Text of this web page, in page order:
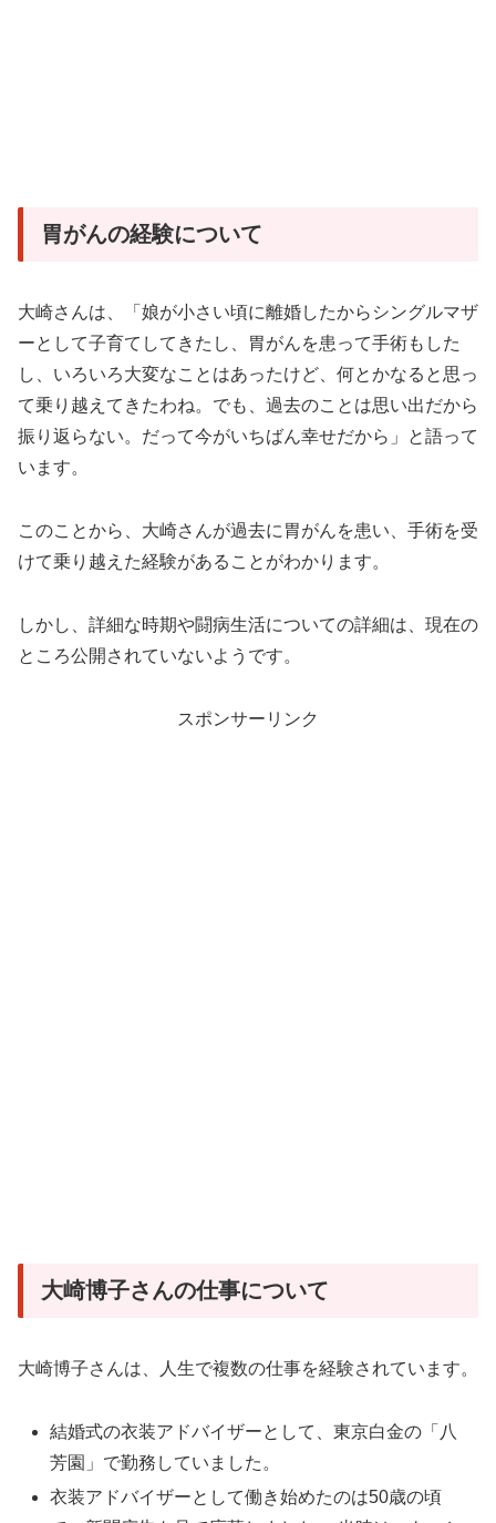
胃がんの経験について
大崎さんは、「娘が小さい頃に離婚したからシングルマザ
ーとして子育てしてきたし、胃がんを患って手術もした
し、いろいろ大変なことはあったけど、何とかなると思っ
て乗り越えてきたわね。でも、過去のことは思い出だから
振り返らない。だって今がいちばん幸せだから」と語って
います。
このことから、大崎さんが過去に胃がんを患い、手術を受
けて乗り越えた経験があることがわかります。
しかし、詳細な時期や闘病生活についての詳細は、現在の
ところ公開されていないようです。
スポンサーリンク
大崎博子さんの仕事について
大崎博子さんは、人生で複数の仕事を経験されています。
結婚式の衣装アドバイザーとして、東京白金の「八
芳園」で勤務していました。
衣装アドバイザーとして働き始めたのは50歳の頃